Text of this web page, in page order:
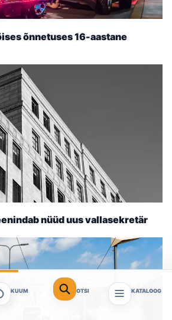
õnnetuses 16-aastane
nüüd uus vallasekretär
KUUM OTSI KATALOOG